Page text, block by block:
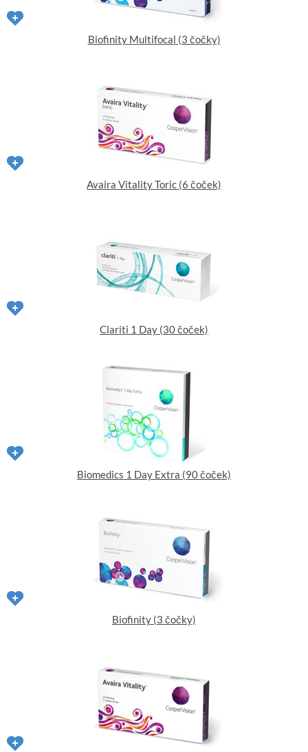
Biofinity Multifocal (3 čočky)
Avaira Vitality Toric (6 čoček)
Clariti 1 Day (30 čoček)
Biomedics 1 Day Extra (90 čoček)
Biofinity (3 čočky)